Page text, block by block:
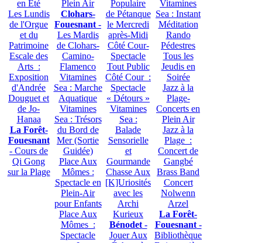
en Été
Les Lundis
de l'Orgue
et du
Patrimoine
Escale des
Arts :
Exposition
d'Andrée
Douguet et
de Jo-
Hanaa
La Forêt-
Fouesnant
- Cours de
Qi Gong
sur la Plage
Plein Air
Clohars-
Fouesnant -
Les Mardis
de Clohars-
Camino-
Flamenco
Vitamines
Sea : Marche
Aquatique
Vitamines
Sea : Trésors
du Bord de
Mer (Sortie
Guidée)
Place Aux
Mômes :
Spectacle en
Plein-Air
pour Enfants
Place Aux
Mômes :
Spectacle
Populaire
de Pétanque
le Mercredi
après-Midi
Côté Cour-
Spectacle
Tout Public
Côté Cour :
Spectacle
« Détours »
Vitamines
Sea :
Balade
Sensorielle
et
Gourmande
Chasse Aux
[K]Uriosités
avec les
Archi
Kurieux
Bénodet-
Jouer Aux
Vitamines
Sea : Instant
Méditation
Rando
Pédestres
Tous les
Jeudis en
Soirée
Jazz à la
Plage-
Concerts en
Plein Air
Jazz à la
Plage :
Concert de
Gangbé
Brass Band
Concert
Nolwenn
Arzel
La Forêt-
Fouesnant-
Bibliothèque